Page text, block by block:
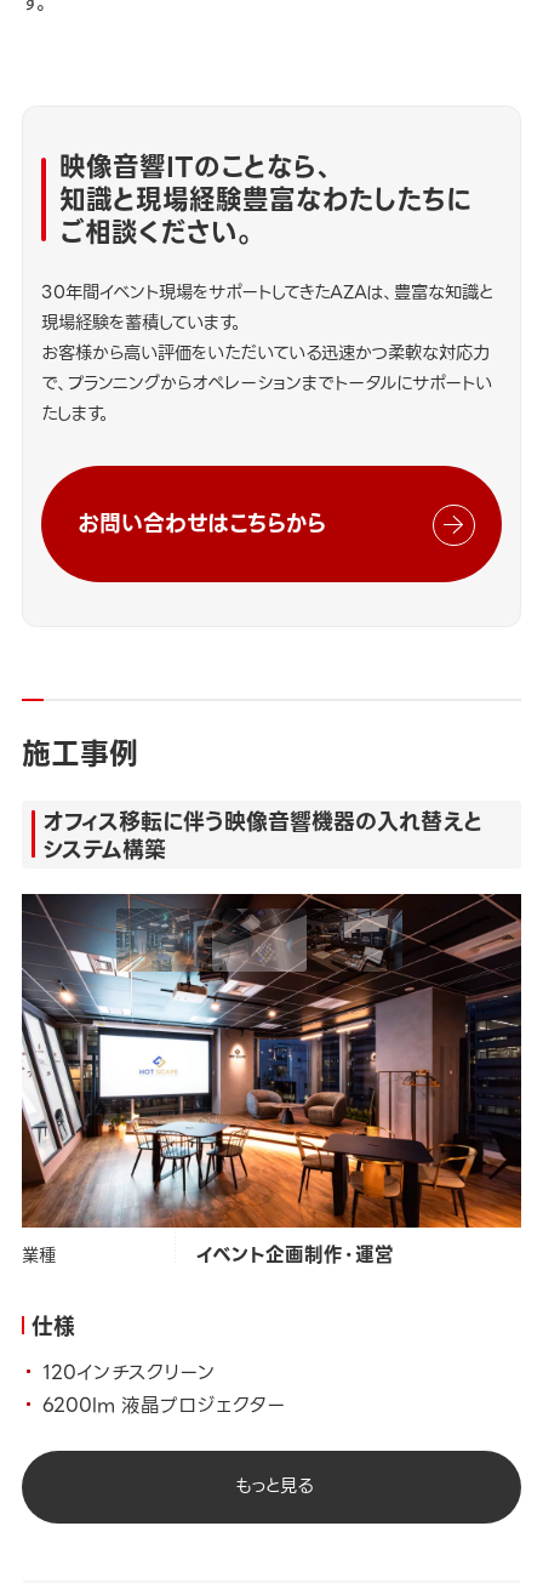
映像音響ITのことなら、
知識と現場経験豊富なわたしたちに
ご相談ください。
30年間イベント現場をサポートしてきたAZAは、豊富な知識と
現場経験を蓄積しています。
お客様から高い評価をいただいている迅速かつ柔軟な対応力
で、プランニングからオペレーションまでトータルにサポートい
たします。
お問い合わせはこちらから
施工事例
オフィス移転に伴う映像音響機器の入れ替えと
システム構築
カテゴリー オフィス
タグ #スピーカー#プロジェクター
クライアント 株式会社ホットスケープ
業種 イベント企画制作・運営
仕様
120インチスクリーン
6200lm 液晶プロジェクター
もっと見る